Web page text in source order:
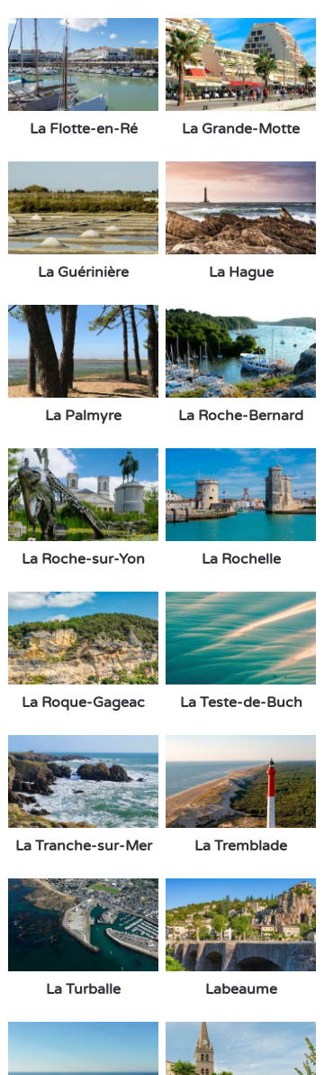
La Flotte-en-Ré La Grande-Motte
La Guérinière La Hague
La Palmyre La Roche-Bernard
La Roche-sur-Yon La Rochelle
La Roque-Gageac La Teste-de-Buch
La Tranche-sur-Mer La Tremblade
La Turballe Labeaume